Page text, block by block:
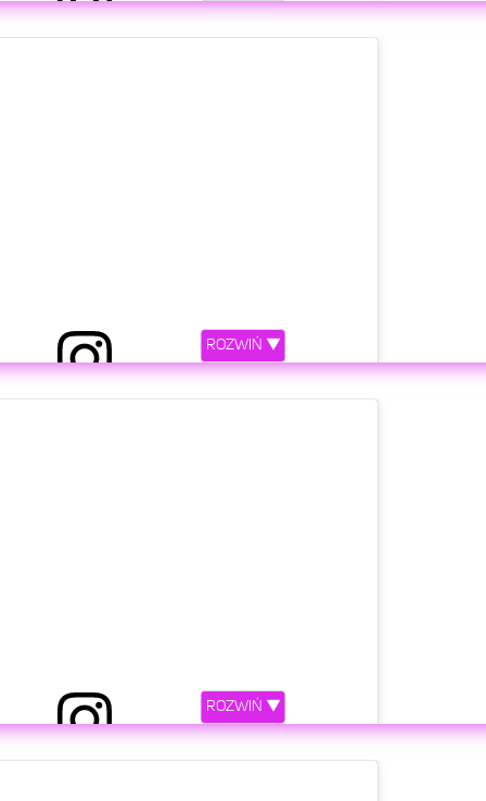
przez Klaudia Halejcio (@klaudiahalejcio)
przez Klaudia Halejcio (@klaudiahalejcio)
przez Klaudia Halejcio (@klaudiahalejcio)
ROZWIŃ ▼
ROZWIŃ ▼